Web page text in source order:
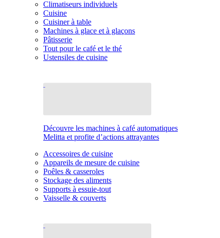
Climatiseurs individuels
Cuisine
Cuisiner à table
Machines à glace et à glaçons
Pâtisserie
Tout pour le café et le thé
Ustensiles de cuisine
Découvre les machines à café automatiques
Melitta et profite d’actions attrayantes
Accessoires de cuisine
Appareils de mesure de cuisine
Poêles & casseroles
Stockage des aliments
Supports à essuie-tout
Vaisselle & couverts